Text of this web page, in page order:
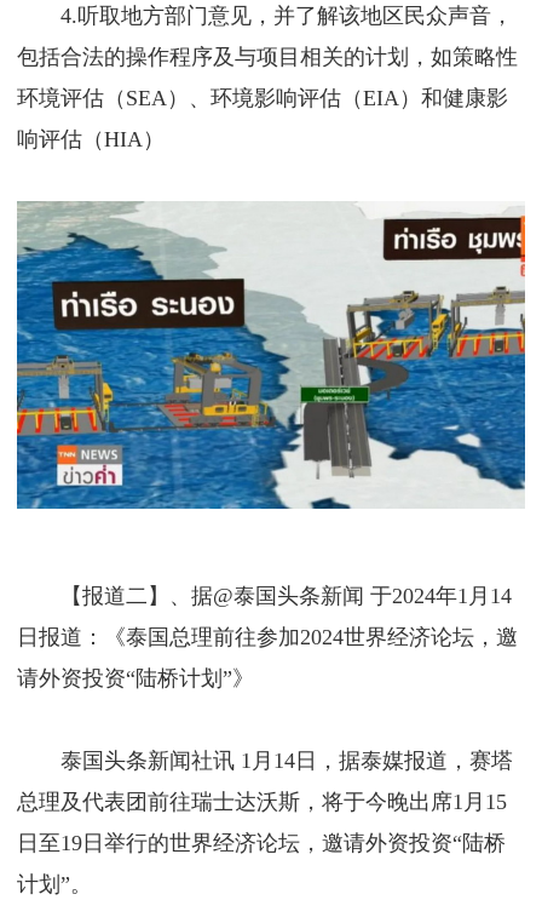
4.听取地方部门意见，并了解该地区民众声音，
包括合法的操作程序及与项目相关的计划，如策略性
环境评估（SEA）、环境影响评估（EIA）和健康影
响评估（HIA）
【报道二】、据@泰国头条新闻 于2024年1月14
日报道：《泰国总理前往参加2024世界经济论坛，邀
请外资投资“陆桥计划”》
泰国头条新闻社讯 1月14日，据泰媒报道，赛塔
总理及代表团前往瑞士达沃斯，将于今晚出席1月15
日至19日举行的世界经济论坛，邀请外资投资“陆桥
计划”。